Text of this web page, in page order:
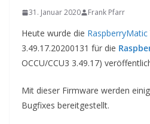
31. Januar 2020 Frank Pfarr
Heute wurde die RaspberryMatic
3.49.17.20200131 für die
OCCU/CCU3 3.49.17)
Mit dieser Firmware werden
Bugfixes bereitgestellt.